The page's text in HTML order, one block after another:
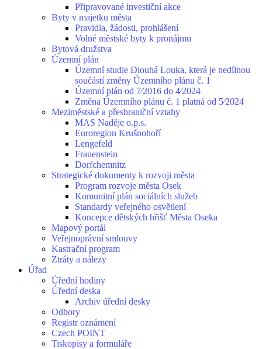
Připravované investiční akce
Byty v majetku města
Pravidla, žádosti, prohlášení
Volné městské byty k pronájmu
Bytová družstva
Územní plán
Územní studie Dlouhá Louka, která je nedílnou
součástí změny Územního plánu č. 1
Územní plán od 7⁄2016 do 4⁄2024
Změna Územního plánu č. 1 platná od 5⁄2024
Meziměstské a přeshraniční vztahy
MAS Naděje o.p.s.
Euroregion Krušnohoří
Lengefeld
Frauenstein
Dorfchemnitz
Strategické dokumenty k rozvoji města
Program rozvoje města Osek
Komunitní plán sociálních služeb
Standardy veřejného osvětlení
Koncepce dětských hřišť Města Oseka
Mapový portál
Veřejnoprávní smlouvy
Kastrační program
Ztráty a nálezy
Úřad
Úřední hodiny
Úřední deska
Archiv úřední desky
Odbory
Registr oznámení
Czech POINT
Tiskopisy a formuláře